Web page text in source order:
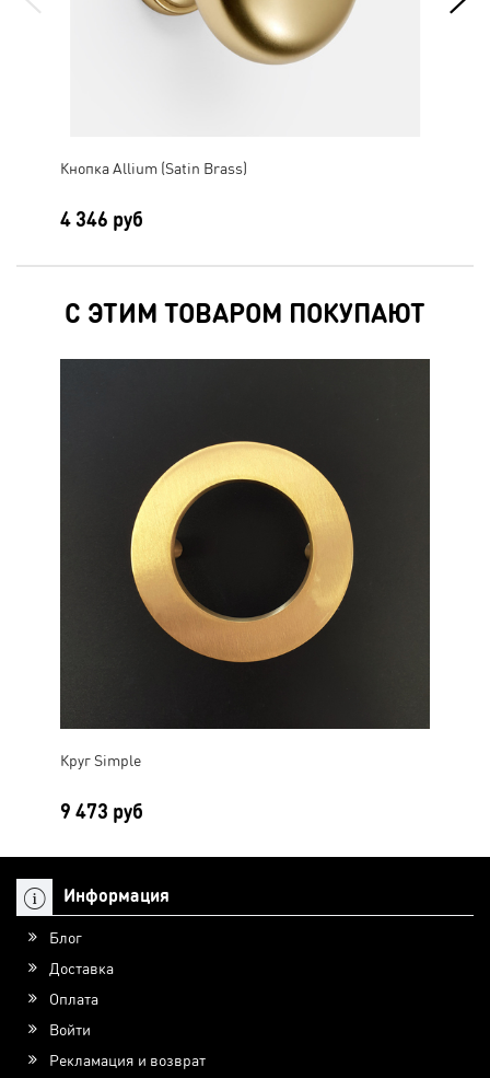
Кнопка Allium (Satin Brass)
4 346 руб
С ЭТИМ ТОВАРОМ ПОКУПАЮТ
Круг Simple
9 473 руб
Информация
Блог
Доставка
Оплата
Войти
Рекламация и возврат